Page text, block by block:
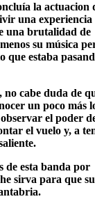
la actuacion
una experiencia
una brutalidad de
su música
que estaba
cabe duda de
un poco más
el poder
el vuelo y, a
de esta banda por
sirva para que su